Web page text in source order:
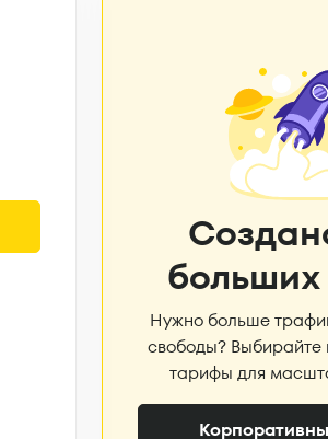
Нужно больше
свободы?
тарифы для